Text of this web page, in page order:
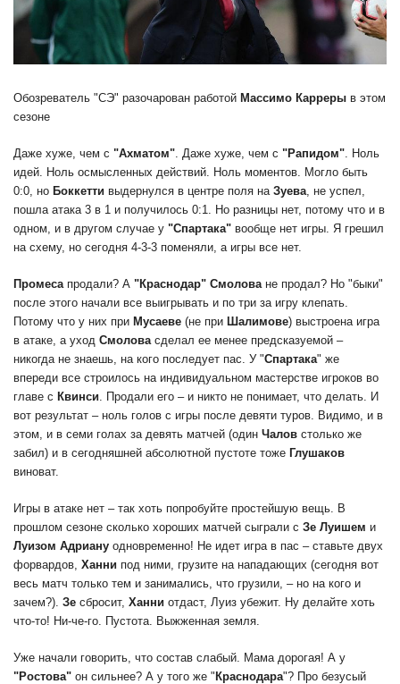
Обозреватель "СЭ" разочарован работой Массимо Карреры в этом
сезоне
Даже хуже, чем с "Ахматом" . Даже хуже, чем с "Рапидом" . Ноль
идей. Ноль осмысленных действий. Ноль моментов. Могло быть
0:0, но Боккетти выдернулся в центре поля на Зуева , не успел,
пошла атака 3 в 1 и получилось 0:1. Но разницы нет, потому что и в
одном, и в другом случае у "Спартака" вообще нет игры. Я грешил
на схему, но сегодня 4-3-3 поменяли, а игры все нет.
Промеса продали? А "Краснодар" Смолова не продал? Но "быки"
после этого начали все выигрывать и по три за игру клепать.
Потому что у них при Мусаеве (не при Шалимове) выстроена игра
в атаке, а уход Смолова сделал ее менее предсказуемой –
никогда не знаешь, на кого последует пас. У "Спартака" же
впереди все строилось на индивидуальном мастерстве игроков во
главе с Квинси . Продали его – и никто не понимает, что делать. И
вот результат – ноль голов с игры после девяти туров. Видимо, и в
этом, и в семи голах за девять матчей (один Чалов столько же
забил) и в сегодняшней абсолютной пустоте тоже Глушаков
виноват.
Игры в атаке нет – так хоть попробуйте простейшую вещь. В
прошлом сезоне сколько хороших матчей сыграли с Зе Луишем и
Луизом Адриану одновременно! Не идет игра в пас – ставьте двух
форвардов, Ханни под ними, грузите на нападающих (сегодня вот
весь матч только тем и занимались, что грузили, – но на кого и
зачем?). Зе сбросит, Ханни отдаст, Луиз убежит. Ну делайте хоть
что-то! Ни-че-го. Пустота. Выжженная земля.
Уже начали говорить, что состав слабый. Мама дорогая! А у
"Ростова" он сильнее? А у того же "Краснодара"? Про безусый